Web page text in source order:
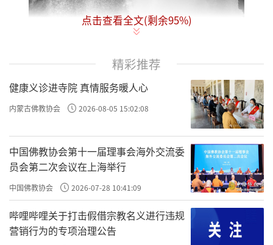
上一回我们讨论到修定时可能会出现的几种相状，
论中列举了一些重要或经常出现的定相。
点击查看全文(剩余95%)
精彩推荐
健康义诊进寺院 真情服务暖人心
内蒙古佛教协会 2026-08-05 15:02:08
中国佛教协会第十一届理事会海外交流委
员会第二次会议在上海举行
中国佛教协会 2026-07-28 10:41:09
哔哩哔哩关于打击假借宗教名义进行违规
营销行为的专项治理公告